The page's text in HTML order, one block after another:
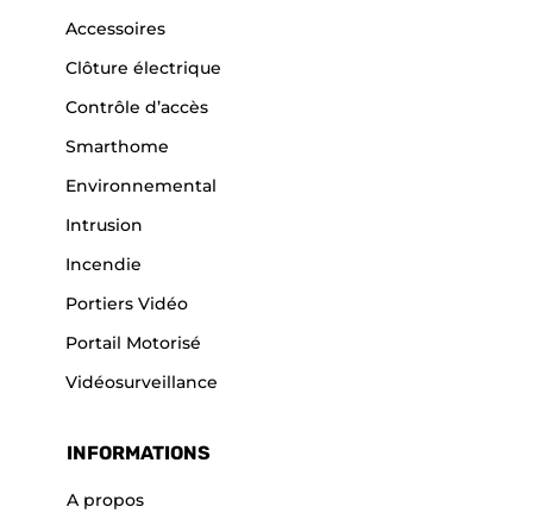
Accessoires
Clôture électrique
Contrôle d’accès
Smarthome
Environnemental
Intrusion
Incendie
Portiers Vidéo
Portail Motorisé
Vidéosurveillance
INFORMATIONS
A propos